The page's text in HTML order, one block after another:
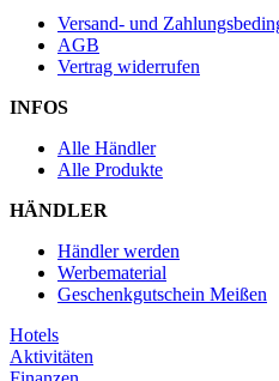
Versand- und
AGB
Vertrag widerrufen
INFOS
Alle Händler
Alle Produkte
HÄNDLER
Händler werden
Werbematerial
Geschenkgutschein Meißen
Hotels
Aktivitäten